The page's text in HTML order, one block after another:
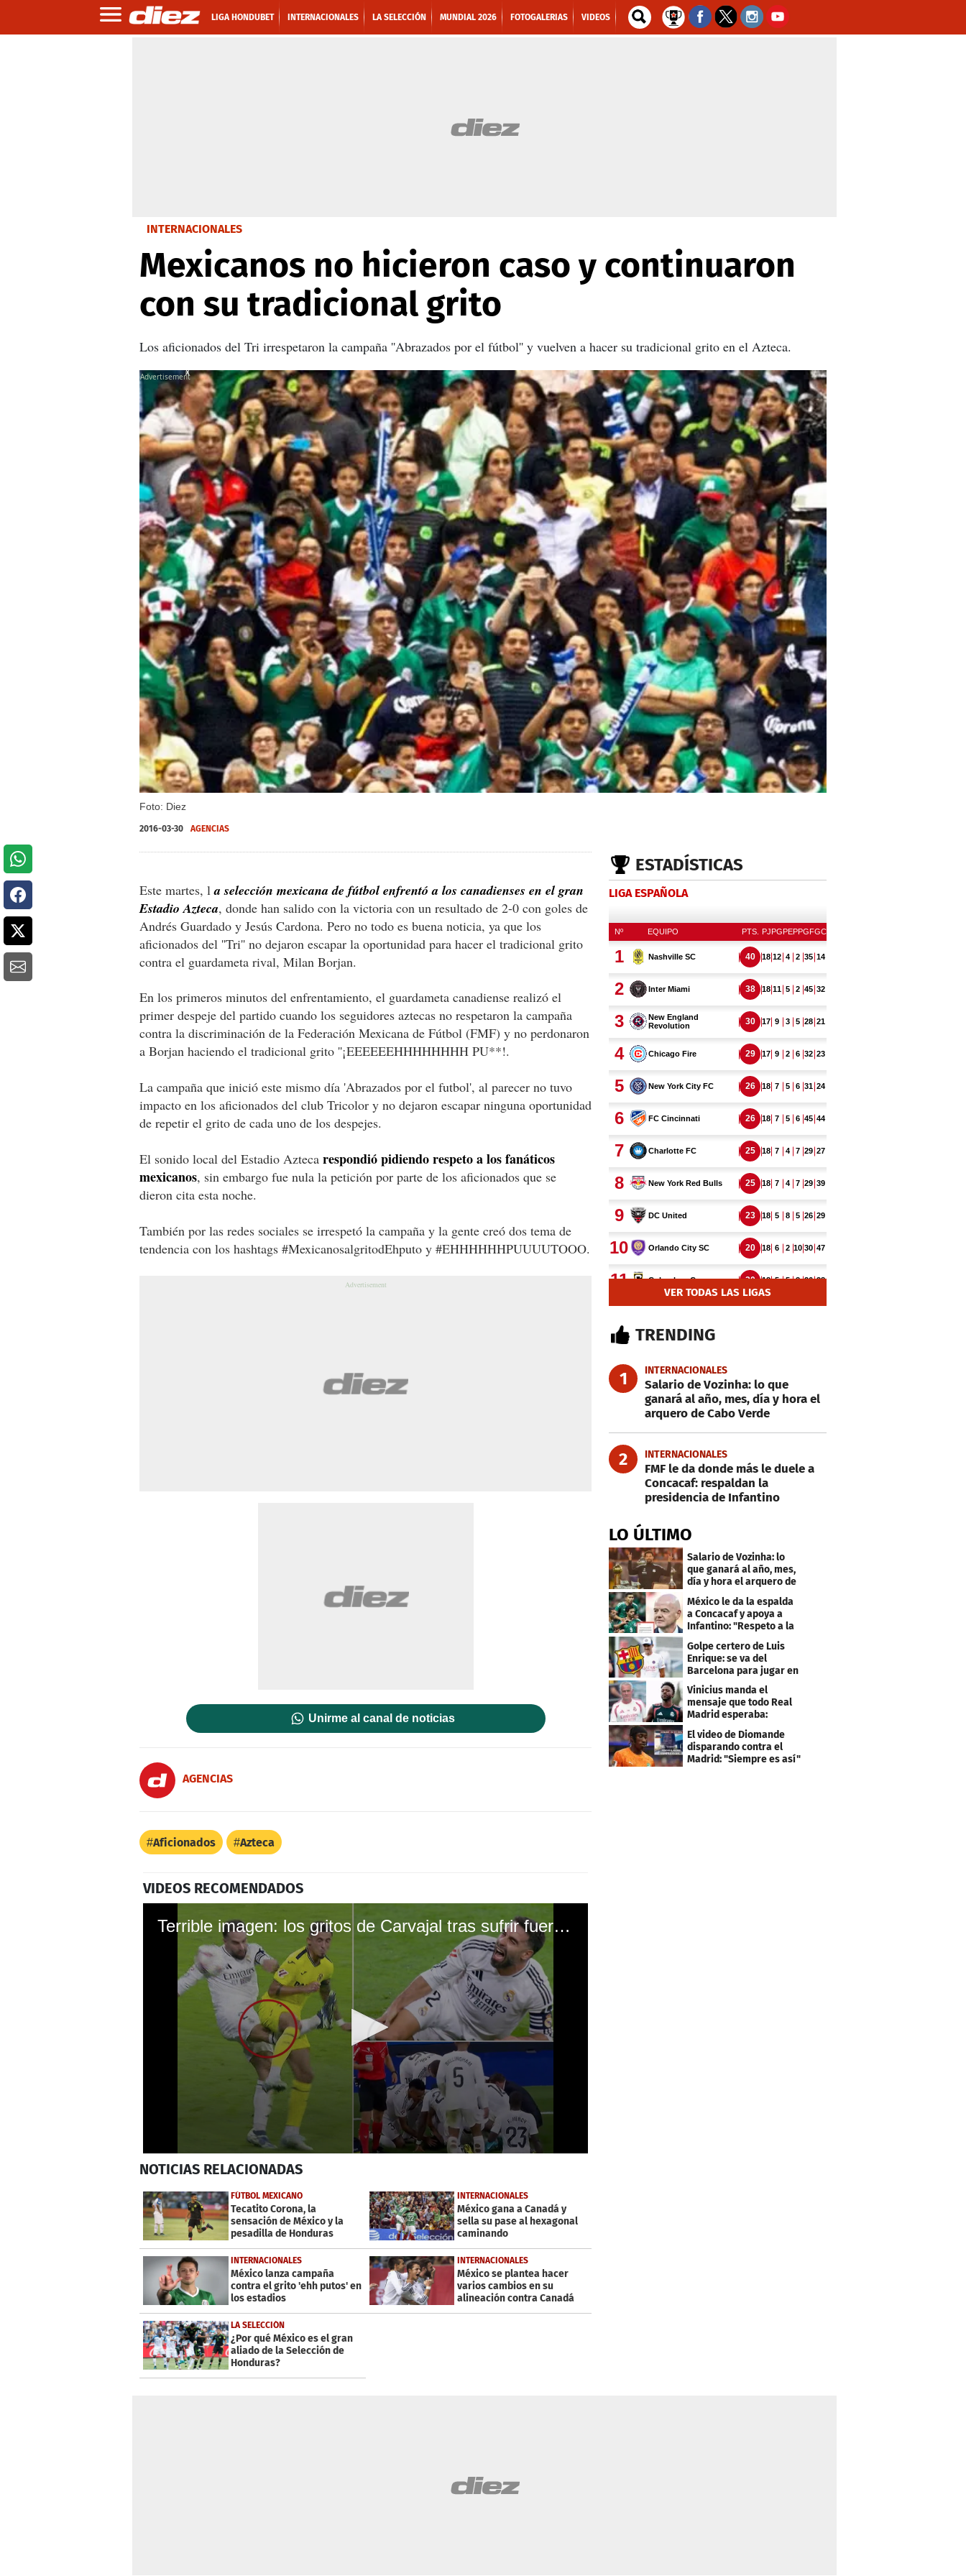
LIGA HONDUBET INTERNACIONALES LA SELECCIÓN MUNDIAL 2026 FOTOGALERIAS VIDEOS
INTERNACIONALES
Mexicanos no hicieron caso y continuaron
con su tradicional grito
Los aficionados del Tri irrespetaron la campaña ''Abrazados por el fútbol'' y vuelven a hacer su tradicional grito en el Azteca.
Foto: Diez
X
2016-03-30 AGENCIAS
Este martes, la selección mexicana de fútbol enfrentó a los canadienses en el gran
Estadio Azteca, donde han salido con la victoria con un resultado de 2-0 con goles de
Andrés Guardado y Jesús Cardona. Pero no todo es buena noticia, ya que los
aficionados del ''Tri'' no dejaron escapar la oportunidad para hacer el tradicional grito
contra el guardameta rival, Milan Borjan.
En los primeros minutos del enfrentamiento, el guardameta canadiense realizó el
primer despeje del partido cuando los seguidores aztecas no respetaron la campaña
contra la discriminación de la Federación Mexicana de Fútbol (FMF) y no perdonaron
a Borjan haciendo el tradicional grito ''¡EEEEEEHHHHHHHH PU**!.
La campaña que inició este mismo día 'Abrazados por el futbol', al parecer no tuvo
impacto en los aficionados del club Tricolor y no dejaron escapar ninguna oportunidad
de repetir el grito de cada uno de los despejes.
El sonido local del Estadio Azteca respondió pidiendo respeto a los fanáticos
mexicanos, sin embargo fue nula la petición por parte de los aficionados que se
dieron cita esta noche.
También por las redes sociales se irrespetó la campaña y la gente creó dos tema de
tendencia con los hashtags #MexicanosalgritodEhputo y #EHHHHHHPUUUUTOOO.
Unirme al canal de noticias
AGENCIAS
Aficionados Azteca
VIDEOS RECOMENDADOS
Terrible imagen: los gritos de Carvajal tras sufrir fuerte lesión de rodilla y Real Madrid teme lo peor
seconds
39
secondsVolume
0%
NOTICIAS RELACIONADAS
FÚTBOL MEXICANO
Tecatito Corona, la
sensación de México y la
pesadilla de Honduras
INTERNACIONALES
México gana a Canadá y
sella su pase al hexagonal
caminando
INTERNACIONALES
México lanza campaña
contra el grito 'ehh putos' en
los estadios
INTERNACIONALES
México se plantea hacer
varios cambios en su
alineación contra Canadá
LA SELECCIÓN
¿Por qué México es el gran
aliado de la Selección de
Honduras?
ESTADÍSTICAS
LIGA ESPAÑOLA
VER TODAS LAS LIGAS
TRENDING
1 INTERNACIONALES
Salario de Vozinha: lo que
ganará al año, mes, día y hora el
arquero de Cabo Verde
2 INTERNACIONALES
FMF le da donde más le duele a
Concacaf: respaldan la
presidencia de Infantino
LO ÚLTIMO
Salario de Vozinha: lo
que ganará al año, mes,
día y hora el arquero de
Cabo Verde
México le da la espalda
a Concacaf y apoya a
Infantino: "Respeto a la
gobernanza"
Golpe certero de Luis
Enrique: se va del
Barcelona para jugar en
el PSG
Vinicius manda el
mensaje que todo Real
Madrid esperaba:
"Mourinho..."
El video de Diomande
disparando contra el
Madrid: "Siempre es así"